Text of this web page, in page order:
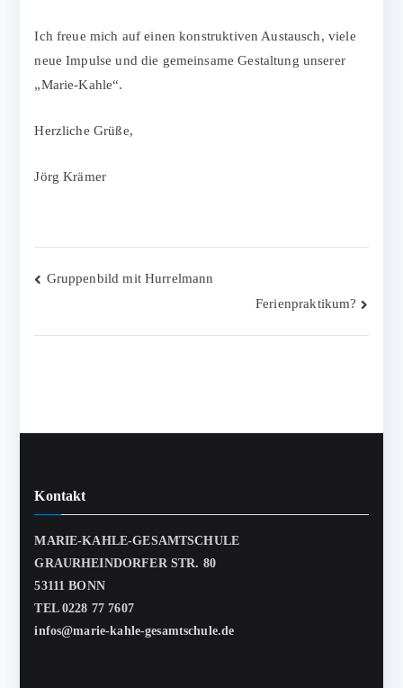
Ich freue mich auf einen konstruktiven Austausch, viele
neue Impulse und die gemeinsame Gestaltung unserer
„Marie-Kahle“.
Herzliche Grüße,
Jörg Krämer
Beitragsnavigation
Gruppenbild mit Hurrelmann
Ferienpraktikum?
Kontakt
MARIE-KAHLE-GESAMTSCHULE
GRAURHEINDORFER STR. 80
53111 BONN
TEL 0228 77 7607
infos@marie-kahle-gesamtschule.de